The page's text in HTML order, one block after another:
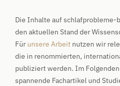
Die Inhalte auf schlafprobleme-
den aktuellen Stand der
Für unsere Arbeitnutzen wir
die in renommierten,
publiziert werden. Im
spannende Fachartikel und